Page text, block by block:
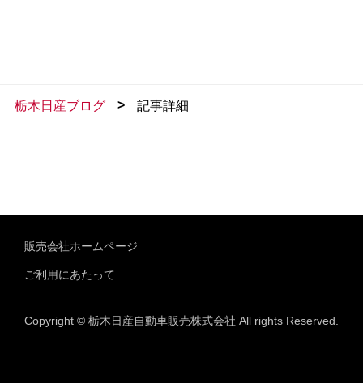
栃木日産ブログ > 記事詳細
販売会社ホームページ
ご利用にあたって
Copyright © 栃木日産自動車販売株式会社 All rights Reserved.